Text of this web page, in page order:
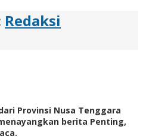
Redaksi
Provinsi Nusa Tenggara
berita Penting,